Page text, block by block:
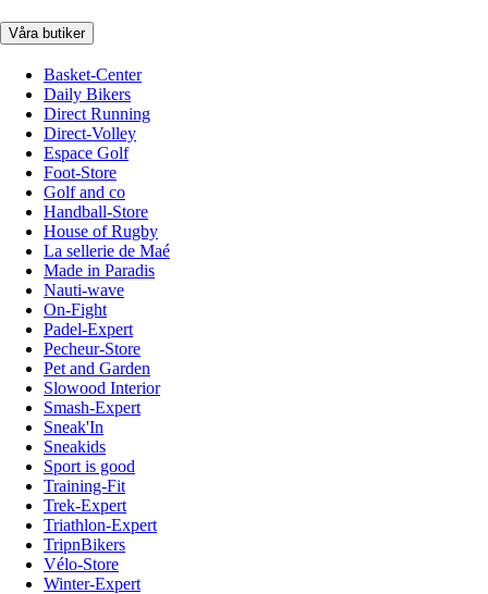
Våra butiker
Basket-Center
Daily Bikers
Direct Running
Direct-Volley
Espace Golf
Foot-Store
Golf and co
Handball-Store
House of Rugby
La sellerie de Maé
Made in Paradis
Nauti-wave
On-Fight
Padel-Expert
Pecheur-Store
Pet and Garden
Slowood Interior
Smash-Expert
Sneak'In
Sneakids
Sport is good
Training-Fit
Trek-Expert
Triathlon-Expert
TripnBikers
Vélo-Store
Winter-Expert